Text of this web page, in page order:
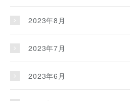
2023年8月
2023年7月
2023年6月